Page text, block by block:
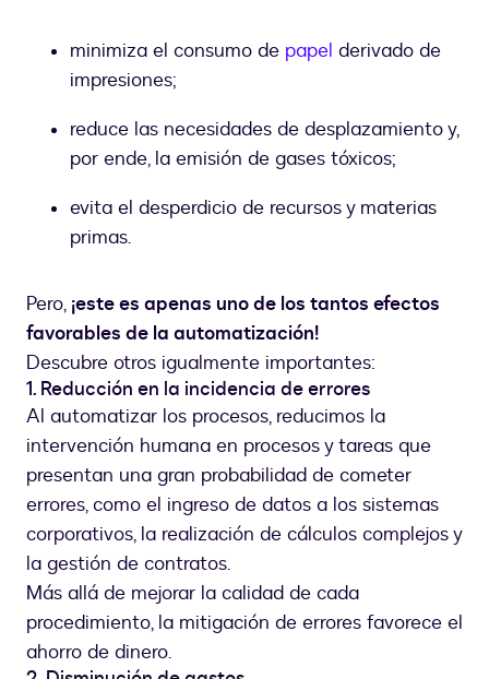
minimiza el consumo de papel derivado de
impresiones;
reduce las necesidades de desplazamiento y,
por ende, la emisión de gases tóxicos;
evita el desperdicio de recursos y materias
primas.
Pero, ¡este es apenas uno de los tantos efectos
favorables de la automatización!
Descubre otros igualmente importantes:
1. Reducción en la incidencia de errores
Al automatizar los procesos, reducimos la
intervención humana en procesos y tareas que
presentan una gran probabilidad de cometer
errores, como el ingreso de datos a los sistemas
corporativos, la realización de cálculos complejos y
la gestión de contratos.
Más allá de mejorar la calidad de cada
procedimiento, la mitigación de errores favorece el
ahorro de dinero.